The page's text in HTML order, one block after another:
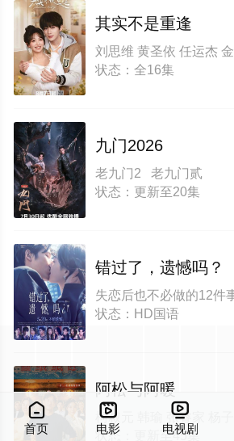
其实不是重逢
状态：全16集
九门2026
老九门2 老九门贰
状态：更新至20集
错过了，遗憾吗？
失恋后也不必做的12
状态：HD国语
阿松与阿暖
柯叔元 韩瑜 张睿家 杨
状态：更新至45集

首页

电影

电视剧